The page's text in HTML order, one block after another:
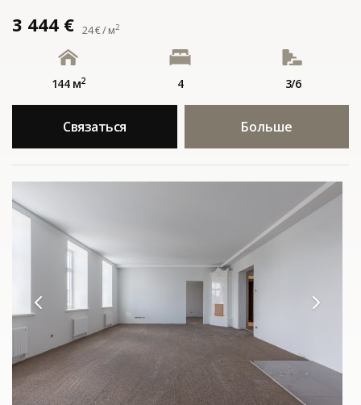
3 444 € 24 € / м2
144 м2 4 3/6
Связаться Больше